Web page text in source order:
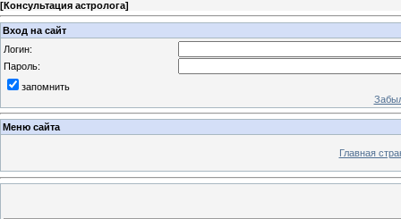
[Консультация астролога]
Вход на сайт
Логин:
Пароль:
запомнить
Меню сайта
Главная